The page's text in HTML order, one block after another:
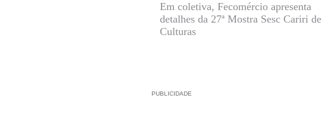
Em coletiva, Fecomércio apresenta
detalhes da 27ª Mostra Sesc Cariri de
Culturas
PUBLICIDADE